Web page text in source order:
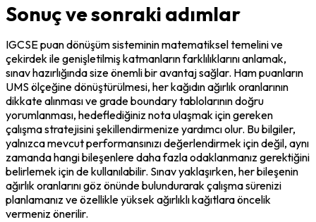
Sonuç ve sonraki adımlar
IGCSE puan dönüşüm sisteminin matematiksel temelini ve
çekirdek ile genişletilmiş katmanların farklılıklarını anlamak,
sınav hazırlığında size önemli bir avantaj sağlar. Ham puanların
UMS ölçeğine dönüştürülmesi, her kağıdın ağırlık oranlarının
dikkate alınması ve grade boundary tablolarının doğru
yorumlanması, hedeflediğiniz nota ulaşmak için gereken
çalışma stratejisini şekillendirmenize yardımcı olur. Bu bilgiler,
yalnızca mevcut performansınızı değerlendirmek için değil, aynı
zamanda hangi bileşenlere daha fazla odaklanmanız gerektiğini
belirlemek için de kullanılabilir. Sınav yaklaşırken, her bileşenin
ağırlık oranlarını göz önünde bulundurarak çalışma sürenizi
planlamanız ve özellikle yüksek ağırlıklı kağıtlara öncelik
vermeniz önerilir.